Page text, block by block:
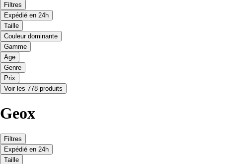
Filtres
Expédié en 24h
Taille
Couleur dominante
Gamme
Age
Genre
Prix
Voir les 778 produits
Geox
Filtres
Expédié en 24h
Taille